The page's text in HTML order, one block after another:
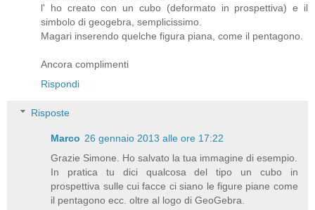
l' ho creato con un cubo (deformato in prospettiva) e il
simbolo di geogebra, semplicissimo.
Magari inserendo quelche figura piana, come il pentagono.
Ancora complimenti
Rispondi
Risposte
Marco 26 gennaio 2013 alle ore 17:22
Grazie Simone. Ho salvato la tua immagine di esempio.
In pratica tu dici qualcosa del tipo un cubo in
prospettiva sulle cui facce ci siano le figure piane come
il pentagono ecc. oltre al logo di GeoGebra.